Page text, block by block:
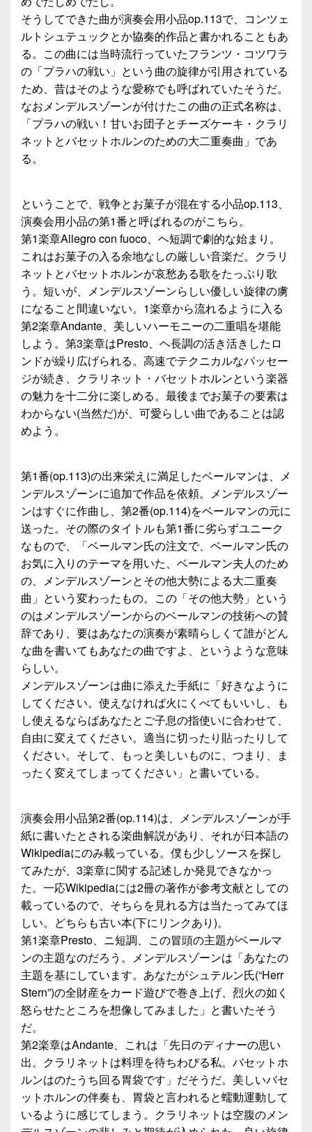
そうしてできた曲が演奏会用小品op.113で、コンツェ
ルトシュテュックとか協奏的作品と書かれることもあ
る。この曲には当時流行っていたフランツ・コツワラ
の「プラハの戦い」という曲の旋律が引用されている
ため、昔はそのような愛称でも呼ばれていたそうだ。
なおメンデルスゾーンが付けたこの曲の正式名称は、
「プラハの戦い！甘いお団子とチーズケーキ・クラリ
ネットとバセットホルンのための大二重奏曲」であ
る。
ということで、戦争とお菓子が混在する小品op.113、
演奏会用小品の第1番と呼ばれるのがこちら。
第1楽章Allegro con fuoco、ヘ短調で劇的な始まり。
これはお菓子の入る余地なしの厳しい音楽だ。クラリ
ネットとバセットホルンが哀愁ある歌をたっぷり歌
う。短いが、メンデルスゾーンらしい優しい旋律の虜
になること間違いない。1楽章から流れるように入る
第2楽章Andante、美しいハーモニーの二重唱を堪能
しよう。第3楽章はPresto、ヘ長調の活き活きしたロ
ンドが繰り広げられる。高速でテクニカルなパッセー
ジが続き、クラリネット・バセットホルンという楽器
の魅力を十二分に楽しめる。最後までお菓子の要素は
わからない(当然だ)が、可愛らしい曲であることは認
めよう。
第1番(op.113)の出来栄えに満足したベールマンは、メ
ンデルスゾーンに追加で作品を依頼。メンデルスゾー
ンはすぐに作曲し、第2番(op.114)をベールマンの元に
送った。その際のタイトルも第1番に劣らずユニーク
なもので、「ベールマン氏の注文で、ベールマン氏の
お気に入りのテーマを用いた、ベールマン夫人のため
の、メンデルスゾーンとその他大勢による大二重奏
曲」という変わったもの。この「その他大勢」という
のはメンデルスゾーンからのベールマンの技術への賛
辞であり、要はあなたの演奏が素晴らしくて誰がどん
な曲を書いてもあなたの曲ですよ、というような意味
らしい。
メンデルスゾーンは曲に添えた手紙に「好きなように
してください。使えなければ火にくべてもいいし、も
し使えるならばあなたとご子息の指使いに合わせて、
自由に変えてください。適当に切ったり貼ったりして
ください。そして、もっと美しいものに、つまり、ま
ったく変えてしまってください」と書いている。
演奏会用小品第2番(op.114)は、メンデルスゾーンが手
紙に書いたとされる楽曲解説があり、それが日本語の
Wikipediaにのみ載っている。僕も少しソースを探し
てみたが、3楽章に関する記述しか発見できなかっ
た。一応Wikipediaには2冊の著作が参考文献としての
載っているので、そちらを見れる方は当たってみてほ
しい。どちらも古い本(下にリンクあり)。
第1楽章Presto、ニ短調、この冒頭の主題がベールマ
ンの主題なのだろう。メンデルスゾーンは「あなたの
主題を基にしています。あなたがシュテルン氏(“Herr
Stern”)の全財産をカード遊びで巻き上げ、烈火の如く
怒らせたところを想像してみました」と書いたそう
だ。
第2楽章はAndante、これは「先日のディナーの思い
出。クラリネットは料理を待ちわびる私。バセットホ
ルンはのたうち回る胃袋です」だそうだ。美しいバセ
ットホルンの伴奏も、胃袋と言われると蠕動運動して
いるように感じてしまう。クラリネットは空腹のメン